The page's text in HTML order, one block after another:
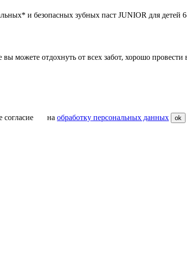
и безопасных зубных паст JUNIOR для детей
можете отдохнуть от всех забот, хорошо
согласие на обработку персональных данных ok